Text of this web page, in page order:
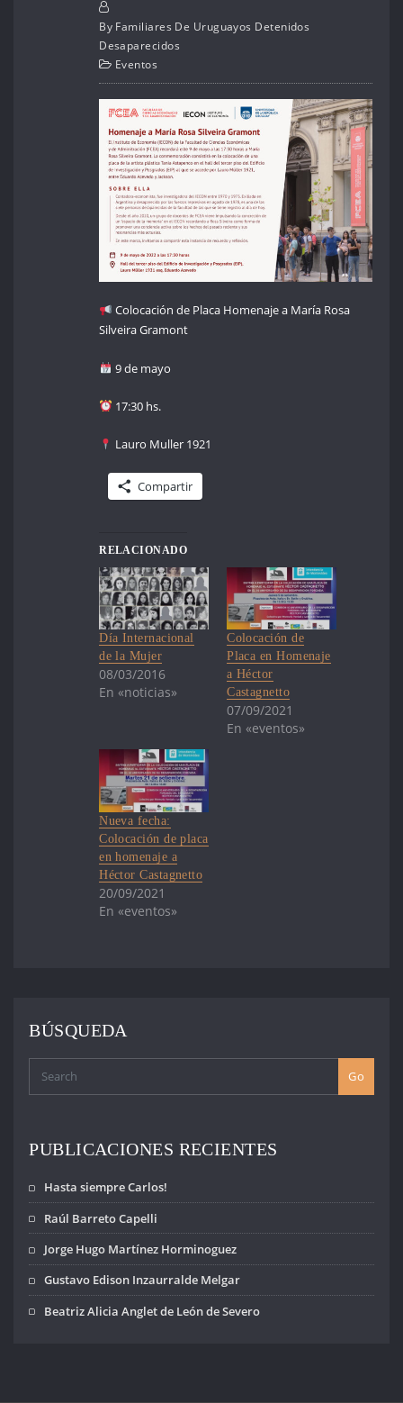
By Familiares De Uruguayos Detenidos
Desaparecidos
Eventos
Colocación de Placa Homenaje a María Rosa
Silveira Gramont
9 de mayo
17:30 hs.
Lauro Muller 1921
Compartir
RELACIONADO
Día Internacional
de la Mujer
08/03/2016
En «noticias»
Colocación de
Placa en Homenaje
a Héctor
Castagnetto
07/09/2021
En «eventos»
Nueva fecha:
Colocación de placa
en homenaje a
Héctor Castagnetto
20/09/2021
En «eventos»
BÚSQUEDA
Go
PUBLICACIONES RECIENTES
Hasta siempre Carlos!
Raúl Barreto Capelli
Jorge Hugo Martínez Horminoguez
Gustavo Edison Inzaurralde Melgar
Beatriz Alicia Anglet de León de Severo